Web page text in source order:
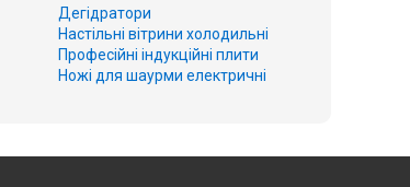
Дегідратори
Настільні вітрини холодильні
Професійні індукційні плити
Ножі для шаурми електричні